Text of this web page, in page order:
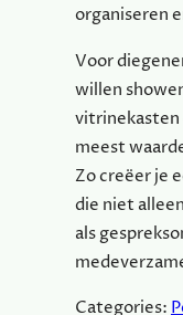
organiseren
Voor
willen
vitrinekasten
meest
Zo creëer je
die niet
als
Categories: